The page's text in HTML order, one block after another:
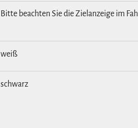
Bitte beachten Sie die Zielanzeige im
weiß
schwarz